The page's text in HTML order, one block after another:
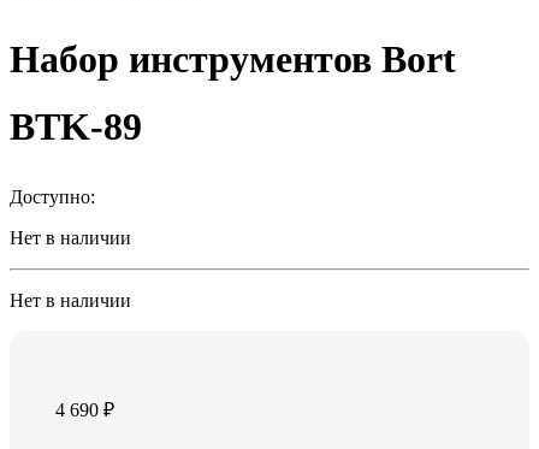
Набор инструментов Bort
BTK-89
Доступно:
Нет в наличии
Нет в наличии
4 690₽